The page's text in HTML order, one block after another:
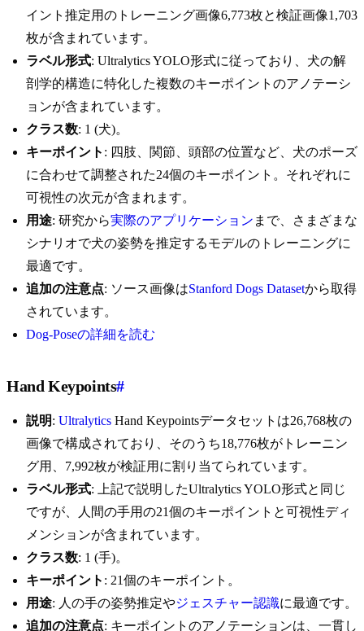
イント推定用のトレーニング画像6,773枚と検証画像1,703
枚が含まれています。
ラベル形式: Ultralytics YOLO形式に従っており、犬の解
剖学的構造に特化した複数のキーポイントのアノテーシ
ョンが含まれています。
クラス数: 1 (犬)。
キーポイント : 四肢、関節、頭部の位置など、犬のポーズ
に合わせて調整された24個のキーポイント。それぞれに
可視性の次元が含まれます。
用途: 研究から実際のアプリケーション まで、さまざまな
シナリオで犬の姿勢を推定するモデルのトレーニングに
最適です。
追加の注意点: ソース画像はStanford Dogs Datasetから取得
されています。
Dog-Poseの詳細を読む
Hand Keypoints#
説明: Ultralytics Hand Keypointsデータセットは26,768枚の
画像で構成されており、そのうち18,776枚がトレーニン
グ用、7,992枚が検証用に割り当てられています。
ラベル形式: 上記で説明したUltralytics YOLO形式と同じ
ですが、人間の手用の21個のキーポイントと可視性ディ
メンションが含まれています。
クラス数: 1 (手)。
キーポイント : 21個のキーポイント。
用途: 人の手の姿勢推定やジェスチャー認識に最適です。
追加の注意点: キーポイントのアノテーションは、一貫し